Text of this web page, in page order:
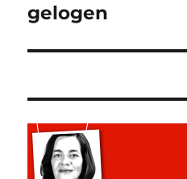
gelogen